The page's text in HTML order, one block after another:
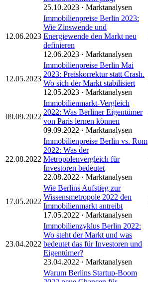
25.10.2023 · Marktanalysen
12.06.2023
Immobilienpreise Berlin 2023:
Wie Zinswende und
Energiewende den Markt neu
definieren
12.06.2023 · Marktanalysen
12.05.2023
Immobilienpreise Berlin Mai
2023: Preiskorrektur statt Crash.
Wo sich der Markt stabilisiert
12.05.2023 · Marktanalysen
09.09.2022
Immobilienmarkt-Vergleich
2022: Was Berliner Eigentümer
von Paris lernen können
09.09.2022 · Marktanalysen
22.08.2022
Immobilienpreise Berlin vs. Rom
2022: Was der
Metropolenvergleich für
Investoren bedeutet
22.08.2022 · Marktanalysen
17.05.2022
Wie Berlins Aufstieg zur
Wissensmetropole 2022 den
Immobilienmarkt antreibt
17.05.2022 · Marktanalysen
23.04.2022
Immobilienzyklus Berlin 2022:
Wo steht der Markt und was
bedeutet das für Investoren und
Eigentümer?
23.04.2022 · Marktanalysen
Warum Berlins Startup-Boom